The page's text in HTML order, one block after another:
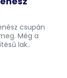
csupán
Még a
lak..